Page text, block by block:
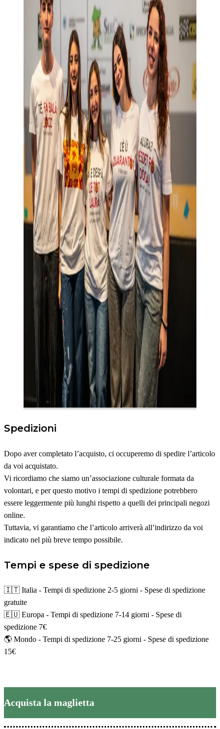
Spedizioni
Dopo aver completato l’acquisto, ci occuperemo di spedire l’articolo
da voi acquistato.
Vi ricordiamo che siamo un’associazione culturale formata da
volontari, e per questo motivo i tempi di spedizione potrebbero
essere leggermente più lunghi rispetto a quelli dei principali negozi
online.
Tuttavia, vi garantiamo che l’articolo arriverà all’indirizzo da voi
indicato nel più breve tempo possibile.
Tempi e spese di spedizione
🇮🇹 Italia - Tempi di spedizione 2-5 giorni - Spese di spedizione
gratuite
🇪🇺 Europa - Tempi di spedizione 7-14 giorni - Spese di
spedizione 7€
🌎 Mondo - Tempi di spedizione 7-25 giorni - Spese di spedizione
15€
Acquista la maglietta